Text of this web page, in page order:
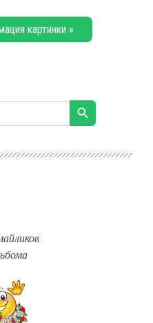
картинки »